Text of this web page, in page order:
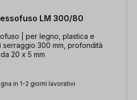
LM 300/80
| per legno, plastica e
300 mm, profondità
20 x 5 mm
in 1-2 giorni lavorativi